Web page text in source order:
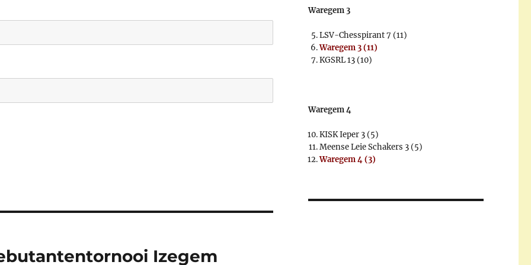
Izegem
Waregem 3
LSV-Chesspirant 7 (11)
Waregem 3 (11)
KGSRL 13 (10)
Waregem 4
KISK Ieper 3 (5)
Meense Leie Schakers 3 (5)
Waregem 4 (3)